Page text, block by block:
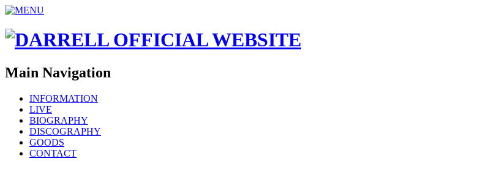
Main Navigation
INFORMATION
LIVE
BIOGRAPHY
DISCOGRAPHY
GOODS
CONTACT